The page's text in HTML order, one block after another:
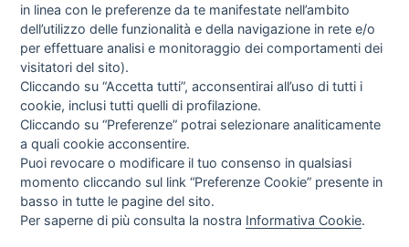
I libri Vedi tutti
Direttrice Responsabile: Alessandra Costante | Registrazione al Tribunale Civile
in linea con le preferenze da te manifestate nell’ambito
dell’utilizzo delle funzionalità e della navigazione in rete e/o
per effettuare analisi e monitoraggio dei comportamenti dei
visitatori del sito).
Cliccando su “Accetta tutti”, acconsentirai all’uso di tutti i
cookie, inclusi tutti quelli di profilazione.
Cliccando su “Preferenze” potrai selezionare analiticamente
a quali cookie acconsentire.
Puoi revocare o modificare il tuo consenso in qualsiasi
momento cliccando sul link “Preferenze Cookie” presente in
basso in tutte le pagine del sito.
Per saperne di più consulta la nostra Informativa Cookie.